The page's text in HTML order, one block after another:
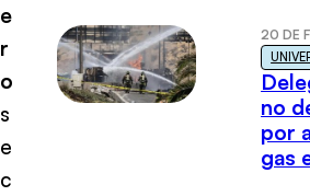
e
r
o
s
e
c
20 DE
no
por
gas